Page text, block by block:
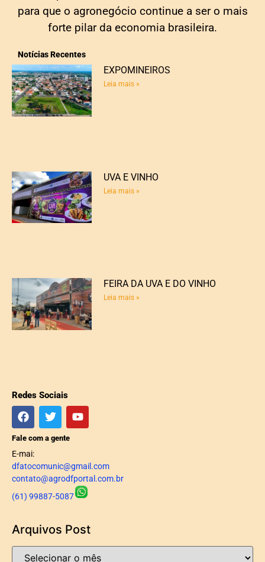
para que o agronegócio continue a ser o mais
forte pilar da economia brasileira.
Notícias Recentes
EXPOMINEIROS
Leia mais »
UVA E VINHO
Leia mais »
FEIRA DA UVA E DO VINHO
Leia mais »
Redes Sociais
Fale com a gente
E-mai:
dfatocomunic@gmail.com
contato@agrodfportal.com.br
(61) 99887-5087
Arquivos Post